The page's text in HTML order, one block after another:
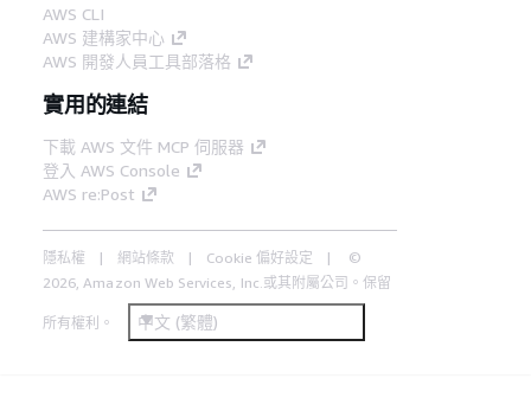
AWS CLI
AWS 建構家中心
AWS 開發人員工具部落格
實用的連結
下載 AWS 文件 MCP 伺服器
登入 AWS Console
AWS re:Post
隱私權 網站條款 Cookie 偏好設定
©
2026, Amazon Web Services, Inc.或其附屬公司。保留
所有權利。 中文 (繁體)